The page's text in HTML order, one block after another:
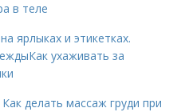
в теле
ярлыках и этикетках.
ухаживать за
делать массаж груди при